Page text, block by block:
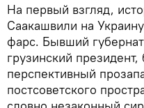
На первый взгляд,
Саакашвили на
фарс. Бывший
грузинский
перспективный
постсоветского